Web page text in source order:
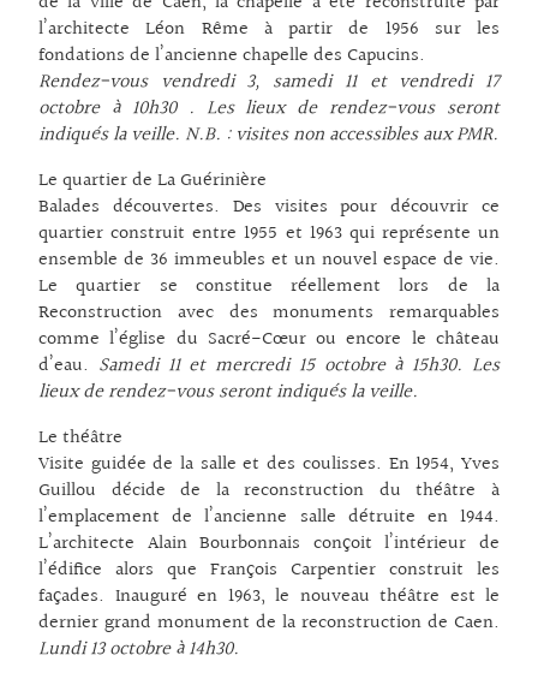
l’architecte Léon Rême à partir de 1956 sur les
fondations de l’ancienne chapelle des Capucins.
Rendez-vous vendredi 3, samedi 11 et vendredi 17
octobre à 10h30 . Les lieux de rendez-vous seront
indiqués la veille. N.B. : visites non accessibles aux PMR.
Le quartier de La Guérinière
Balades découvertes. Des visites pour découvrir ce
quartier construit entre 1955 et 1963 qui représente un
ensemble de 36 immeubles et un nouvel espace de vie.
Le quartier se constitue réellement lors de la
Reconstruction avec des monuments remarquables
comme l’église du Sacré-Cœur ou encore le château
d’eau. Samedi 11 et mercredi 15 octobre à 15h30. Les
lieux de rendez-vous seront indiqués la veille.
Le théâtre
Visite guidée de la salle et des coulisses. En 1954, Yves
Guillou décide de la reconstruction du théâtre à
l’emplacement de l’ancienne salle détruite en 1944.
L’architecte Alain Bourbonnais conçoit l’intérieur de
l’édifice alors que François Carpentier construit les
façades. Inauguré en 1963, le nouveau théâtre est le
dernier grand monument de la reconstruction de Caen.
Lundi 13 octobre à 14h30.